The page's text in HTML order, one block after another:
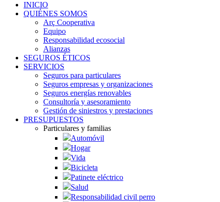
INICIO
QUIÉNES SOMOS
Arç Cooperativa
Equipo
Responsabilidad ecosocial
Alianzas
SEGUROS ÉTICOS
SERVICIOS
Seguros para particulares
Seguros empresas y organizaciones
Seguros energías renovables
Consultoría y asesoramiento
Gestión de siniestros y prestaciones
PRESUPUESTOS
Particulares y familias
Automóvil
Hogar
Vida
Bicicleta
Patinete eléctrico
Salud
Responsabilidad civil perro